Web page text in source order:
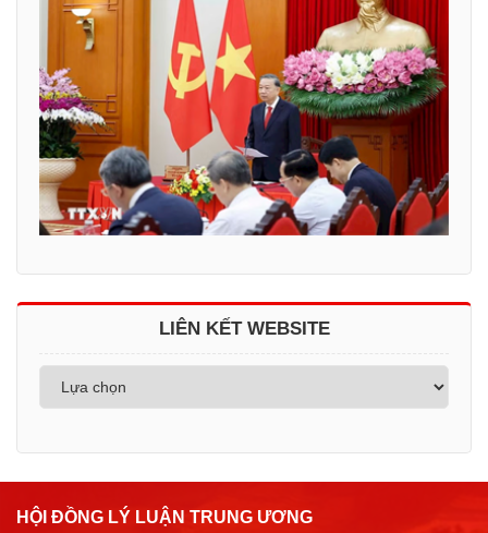
LIÊN KẾT WEBSITE
HỘI ĐỒNG LÝ LUẬN TRUNG ƯƠNG